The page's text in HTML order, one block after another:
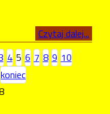
Czytaj dalej...
4 5 6 7 8 9 10
koniec